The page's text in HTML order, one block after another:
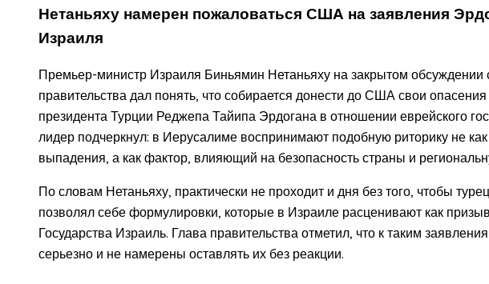
Нетаньяху намерен пожаловаться США на заявления
Израиля
Премьер-министр Израиля Биньямин Нетаньяху на закрытом обсуждении
правительства дал понять, что собирается донести до США свои опасения
президента Турции Реджепа Тайипа Эрдогана в отношении еврейского
лидер подчеркнул: в Иерусалиме воспринимают подобную риторику не
выпадения, а как фактор, влияющий на безопасность страны и
По словам Нетаньяху, практически не проходит и дня без того, чтобы
позволял себе формулировки, которые в Израиле расценивают как
Государства Израиль. Глава правительства отметил, что к таким
серьезно и не намерены оставлять их без реакции.